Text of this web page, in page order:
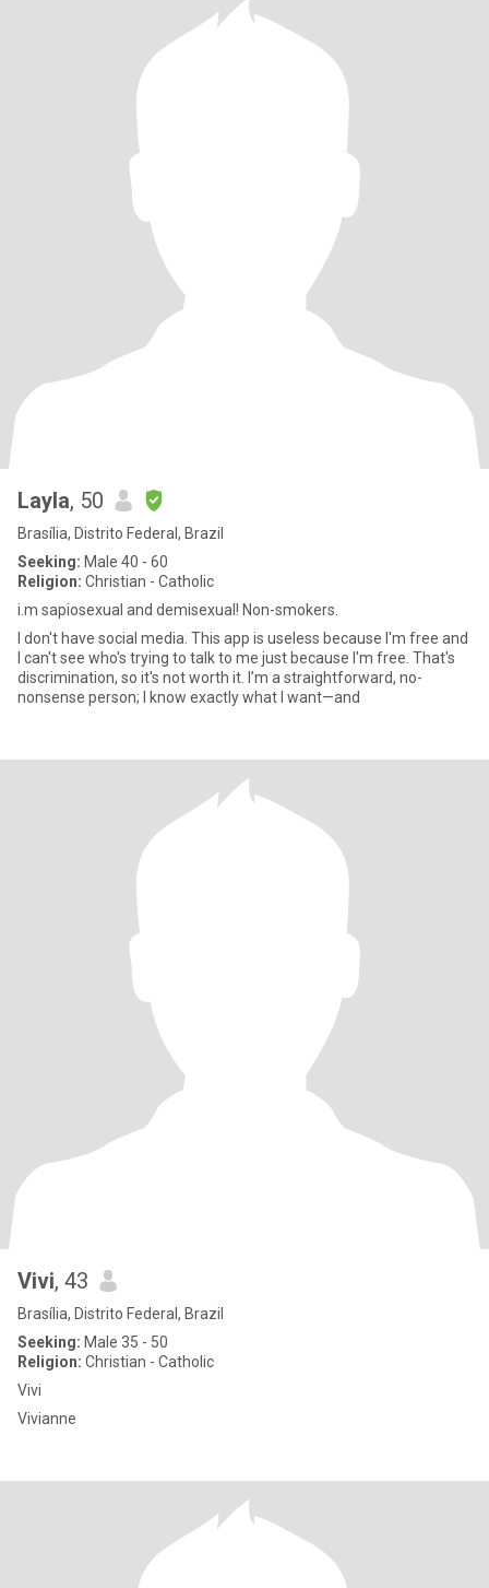
Layla, 50
Brasília, Distrito Federal, Brazil
Seeking: Male 40 - 60
Religion: Christian - Catholic
i.m sapiosexual and demisexual! Non-smokers.
I don't have social media. This app is useless because I'm free and
I can't see who's trying to talk to me just because I'm free. That's
discrimination, so it's not worth it. I’m a straightforward, no-
nonsense person; I know exactly what I want—and
Vivi, 43
Brasília, Distrito Federal, Brazil
Seeking: Male 35 - 50
Religion: Christian - Catholic
Vivi
Vivianne